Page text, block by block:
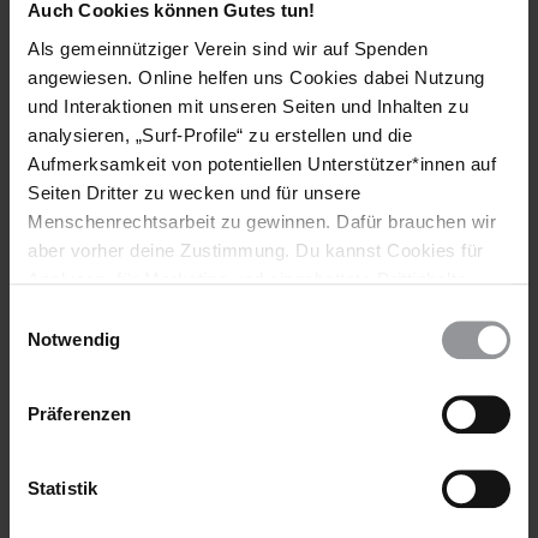
Auch Cookies können Gutes tun!
Als gemeinnütziger Verein sind wir auf Spenden
angewiesen. Online helfen uns Cookies dabei Nutzung
und Interaktionen mit unseren Seiten und Inhalten zu
analysieren, „Surf-Profile“ zu erstellen und die
Aufmerksamkeit von potentiellen Unterstützer*innen auf
Seiten Dritter zu wecken und für unsere
Menschenrechtsarbeit zu gewinnen. Dafür brauchen wir
aber vorher deine Zustimmung. Du kannst Cookies für
wieder ändern. Diesen Banner kannst Du über den Link
Notwendig
Präferenzen
Statistik
Sri Lanka
Themen
Bewaffnete Konflikte